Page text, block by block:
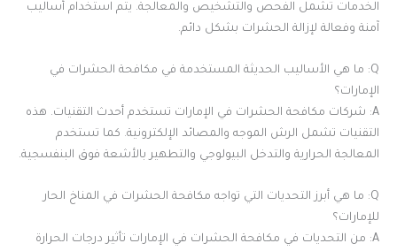
الخدمات تشمل الفحص والتشخيص والمعالجة. يتم استخدام أساليب
آمنة وفعالة لإزالة الحشرات بشكل دائم.
Q: ما هي الأساليب الحديثة المستخدمة في مكافحة الحشرات في
الإمارات؟
A: شركات مكافحة الحشرات في الإمارات تستخدم أحدث التقنيات. هذه
التقنيات تشمل الرش الموجه والمصائد الإلكترونية. كما تستخدم
المعالجة الحرارية والتدخل البيولوجي والتطهير بالأشعة فوق البنفسجية.
Q: ما هي أبرز التحديات التي تواجه مكافحة الحشرات في المناخ الحار
للإمارات؟
A: من التحديات في مكافحة الحشرات في الإمارات تأثير درجات الحرارة